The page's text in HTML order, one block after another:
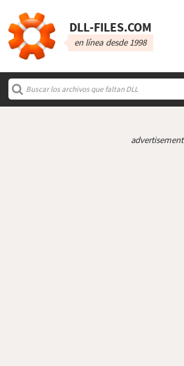
DLL‑FILES.COM
en línea desde 1998
advertisement